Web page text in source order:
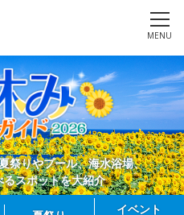
MENU
祭りやプール、海水浴場、
スポットを大紹介
イベント